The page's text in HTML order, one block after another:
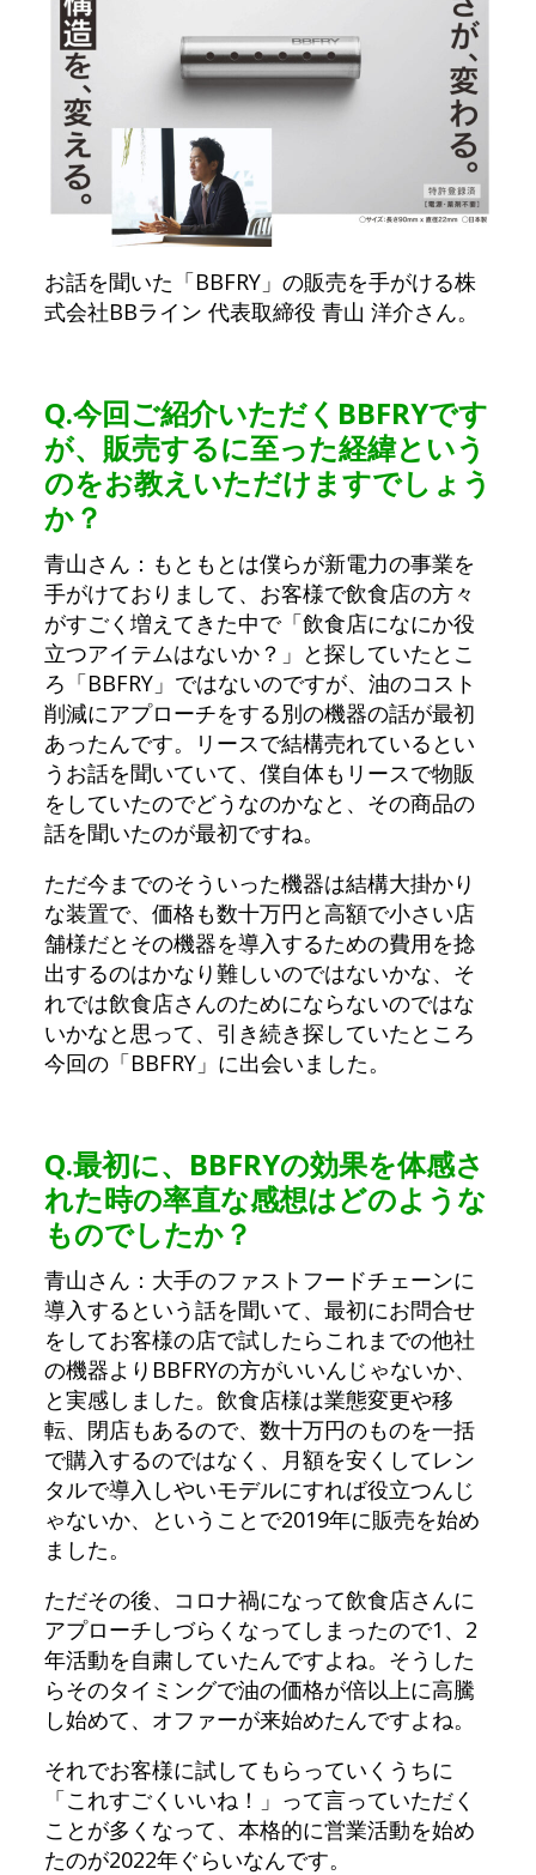
お話を聞いた「BBFRY」の販売を手がける株
式会社BBライン 代表取締役 青山 洋介さん。
Q.今回ご紹介いただくBBFRYです
が、販売するに至った経緯という
のをお教えいただけますでしょう
か？
青山さん：もともとは僕らが新電力の事業を
手がけておりまして、お客様で飲食店の方々
がすごく増えてきた中で「飲食店になにか役
立つアイテムはないか？」と探していたとこ
ろ「BBFRY」ではないのですが、油のコスト
削減にアプローチをする別の機器の話が最初
あったんです。リースで結構売れているとい
うお話を聞いていて、僕自体もリースで物販
をしていたのでどうなのかなと、その商品の
話を聞いたのが最初ですね。
ただ今までのそういった機器は結構大掛かり
な装置で、価格も数十万円と高額で小さい店
舗様だとその機器を導入するための費用を捻
出するのはかなり難しいのではないかな、そ
れでは飲食店さんのためにならないのではな
いかなと思って、引き続き探していたところ
今回の「BBFRY」に出会いました。
Q.最初に、BBFRYの効果を体感さ
れた時の率直な感想はどのような
ものでしたか？
青山さん：大手のファストフードチェーンに
導入するという話を聞いて、最初にお問合せ
をしてお客様の店で試したらこれまでの他社
の機器よりBBFRYの方がいいんじゃないか、
と実感しました。飲食店様は業態変更や移
転、閉店もあるので、数十万円のものを一括
で購入するのではなく、月額を安くしてレン
タルで導入しやいモデルにすれば役立つんじ
ゃないか、ということで2019年に販売を始め
ました。
ただその後、コロナ禍になって飲食店さんに
アプローチしづらくなってしまったので1、2
年活動を自粛していたんですよね。そうした
らそのタイミングで油の価格が倍以上に高騰
し始めて、オファーが来始めたんですよね。
それでお客様に試してもらっていくうちに
「これすごくいいね！」って言っていただく
ことが多くなって、本格的に営業活動を始め
たのが2022年ぐらいなんです。